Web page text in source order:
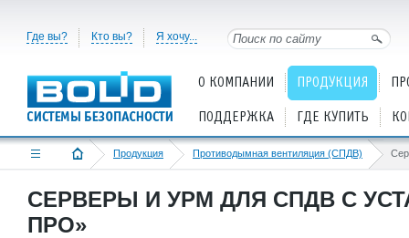
Где вы? Кто вы? Я хочу...
О КОМПАНИИ ПРОДУКЦИЯ
ПОДДЕРЖКА ГДЕ КУПИТЬ
Продукция Противодымная вентиляция (СПДВ)
СЕРВЕРЫ И УРМ ДЛЯ СПДВ С
ПРО»